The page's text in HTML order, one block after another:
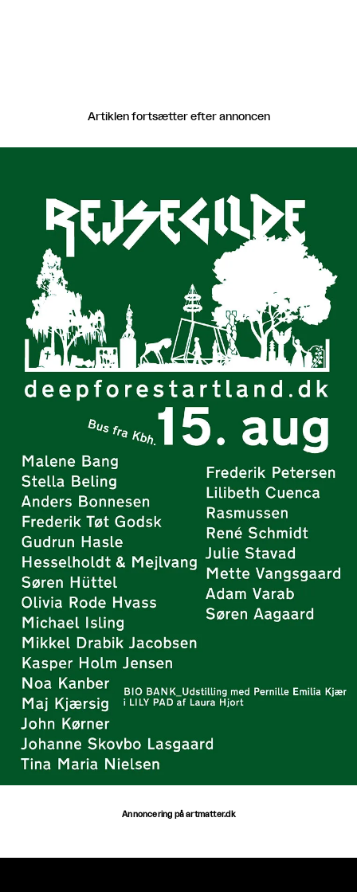
Artiklen fortsætter efter annoncen
Annoncering på artmatter.dk